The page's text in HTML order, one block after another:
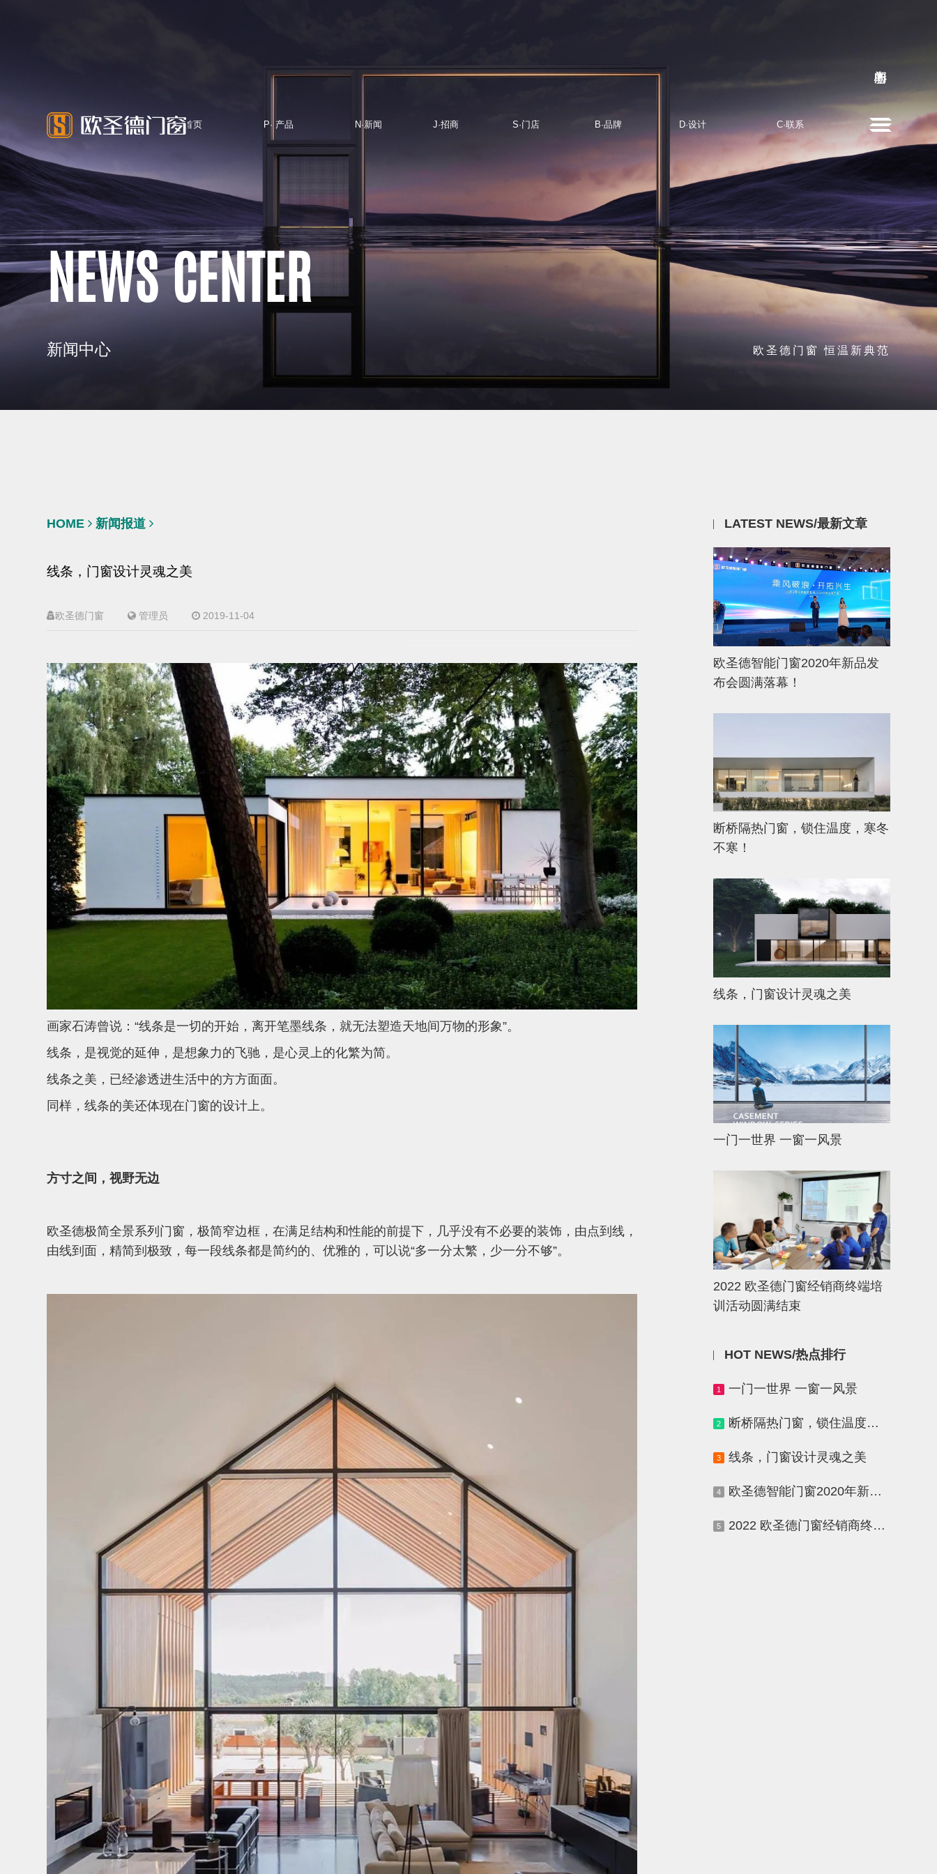
H·首页
P· 产品
PRODUCTS
N·新闻
J·招商
S·门店
B·品牌
D·设计
DESIGN
C·联系
CONTACT US
NEWS CENTER
新闻中心 欧圣德门窗 恒温新典范
HOME 新闻报道
线条，门窗设计灵魂之美
欧圣德门窗 管理员 2019-11-04
画家石涛曾说：“线条是一切的开始，离开笔墨线条，就无法塑造天地间万物的形象”。
线条，是视觉的延伸，是想象力的飞驰，是心灵上的化繁为简。
线条之美，已经渗透进生活中的方方面面。
同样，线条的美还体现在门窗的设计上。
方寸之间，视野无边
欧圣德极简全景系列门窗，极简窄边框，在满足结构和性能的前提下，几乎没有不必要的装饰，由点到线，
由线到面，精简到极致，每一段线条都是简约的、优雅的，可以说“多一分太繁，少一分不够”。
LATEST NEWS/最新文章
欧圣德智能门窗2020年新品发
布会圆满落幕！
断桥隔热门窗，锁住温度，寒冬
不寒！
线条，门窗设计灵魂之美
一门一世界 一窗一风景
2022 欧圣德门窗经销商终端培
训活动圆满结束
HOT NEWS/热点排行
1 一门一世界 一窗一风景
2 断桥隔热门窗，锁住温度，寒冬不寒！
3 线条，门窗设计灵魂之美
4 欧圣德智能门窗2020年新品发布会圆满落幕！
5 2022 欧圣德门窗经销商终端培训活动圆满结束